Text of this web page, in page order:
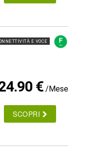
E VOCE
€ /Mese
SCOPRI